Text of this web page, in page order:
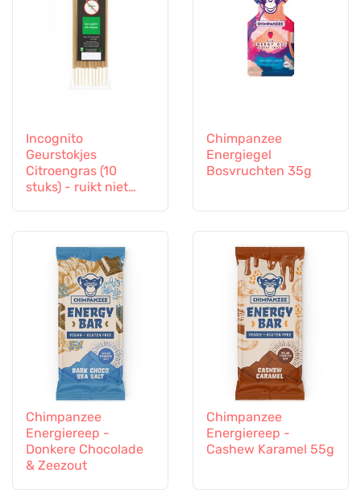
Incognito
Geurstokjes
Citroengras (10
stuks) - ruikt niet
Chimpanzee
Energiegel
Bosvruchten 35g
Chimpanzee
Energiereep -
Donkere Chocolade
& Zeezout
Chimpanzee
Energiereep -
Cashew Karamel 55g